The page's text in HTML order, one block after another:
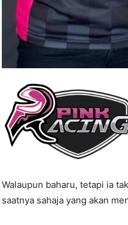
Walaupun baharu, tetapi ia
saatnya sahaja yang akan